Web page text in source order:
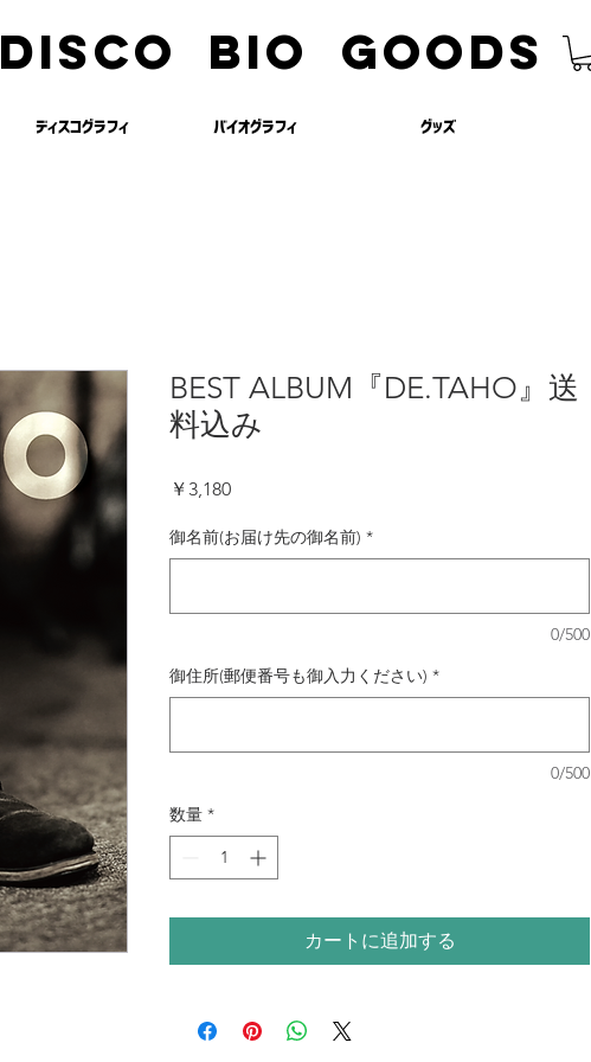
DISCO BIO GOODS
​ディスコグラフィ バイオグラフィ グッズ
BEST ALBUM『DE.TAHO』送
料込み
￥3,180価
御名前(お届け先の御名前) *
0/500
御住所(郵便番号も御入力ください) *
0/500
数量 *
カートに追加する